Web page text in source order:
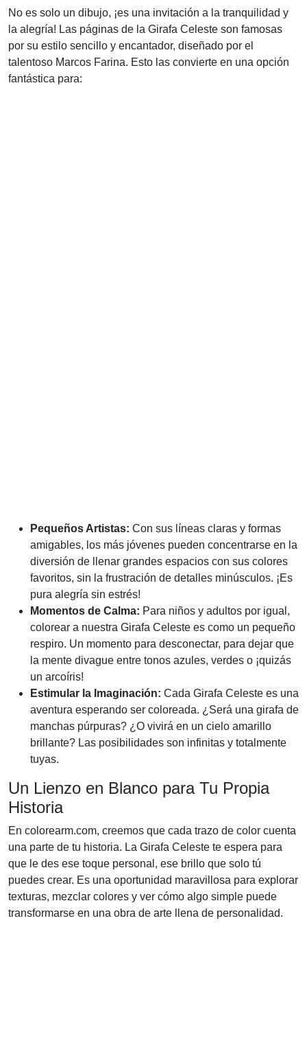
No es solo un dibujo, ¡es una invitación a la tranquilidad y
la alegría! Las páginas de la Girafa Celeste son famosas
por su estilo sencillo y encantador, diseñado por el
talentoso Marcos Farina. Esto las convierte en una opción
fantástica para:
Pequeños Artistas: Con sus líneas claras y formas
amigables, los más jóvenes pueden concentrarse en la
diversión de llenar grandes espacios con sus colores
favoritos, sin la frustración de detalles minúsculos. ¡Es
pura alegría sin estrés!
Momentos de Calma: Para niños y adultos por igual,
colorear a nuestra Girafa Celeste es como un pequeño
respiro. Un momento para desconectar, para dejar que
la mente divague entre tonos azules, verdes o ¡quizás
un arcoíris!
Estimular la Imaginación: Cada Girafa Celeste es una
aventura esperando ser coloreada. ¿Será una girafa de
manchas púrpuras? ¿O vivirá en un cielo amarillo
brillante? Las posibilidades son infinitas y totalmente
tuyas.
Un Lienzo en Blanco para Tu Propia
Historia
En colorearm.com, creemos que cada trazo de color cuenta
una parte de tu historia. La Girafa Celeste te espera para
que le des ese toque personal, ese brillo que solo tú
puedes crear. Es una oportunidad maravillosa para explorar
texturas, mezclar colores y ver cómo algo simple puede
transformarse en una obra de arte llena de personalidad.